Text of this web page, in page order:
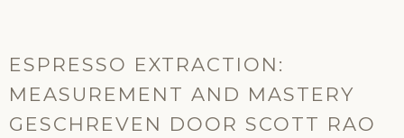
ESPRESSO EXTRACTION:
MEASUREMENT AND MASTERY
GESCHREVEN DOOR SCOTT RAO